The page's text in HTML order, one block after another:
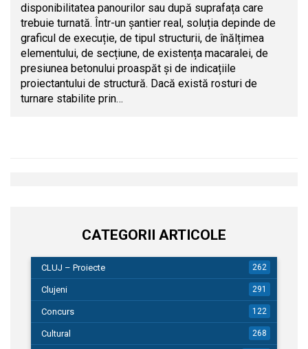
disponibilitatea panourilor sau după suprafața care
trebuie turnată. Într-un șantier real, soluția depinde de
graficul de execuție, de tipul structurii, de înălțimea
elementului, de secțiune, de existența macaralei, de
presiunea betonului proaspăt și de indicațiile
proiectantului de structură. Dacă există rosturi de
turnare stabilite prin…
CATEGORII ARTICOLE
CLUJ – Proiecte 262
Clujeni 291
Concurs 122
Cultural 268